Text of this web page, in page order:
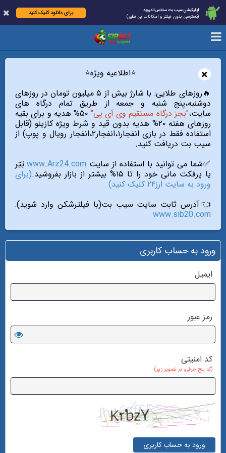
اپلیکیشن سیب بت مختص اندروید
(دسترسی بدون فیلتر و امکانات بی نظیر)
برای دانلود کلیک کنید
×
⭐️اطلاعیه ویژه⭐️
🔥روزهای طلایی: با شارژ بیش از ۵ میلیون تومان در روزهای
دوشنبه،پنج شنبه و جمعه از طریق تمام درگاه های
سایت،"بجز درگاه مستقیم وی آی پی"
۵۰% هدیه و برای بقیه
روزهای هفته ۲۰% هدیه بدون قید و شرط ویژه کازینو (قابل
استفاده فقط در بازی انفجار۱،انفجار۲،انفجار رویال و پوپ) از
سیب بت دریافت کنید.
✅شما می توانید با استفاده از سایت www.Arz24.com تِتِر
یا پرفکت مانی خود را تا ۱۵% بیشتر از بازار بفروشید.
(برای
ورود به سایت ارز۲۴ کلیک کنید)
👈آدرس ثابت سایت سیب بت(با فیلترشکن وارد شوید):
www.sib20.com
ورود به حساب کاربری
ایمیل
رمز عبور
کد امنیتی
(کد پنج حرفی، در تصویر زیر)
ورود به حساب کاربری